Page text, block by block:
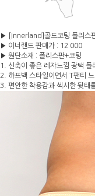
▶ [Innerland]골드코팅 폴리스
▶ 이너랜드 판매가 : 12 000
▶ 원단소재 : 폴리스판+코팅
1. 신축이 좋은 레쟈느낌 광택 폴
2. 하프백 스타일이면서 T팬티
3. 편안한 착용감과 섹시한 뒷태